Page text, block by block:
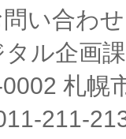
い合わ
ル企画課
札幌
211-